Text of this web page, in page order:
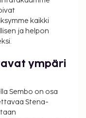
kaikki
ja helpon
ympäri
Sembo on osa
Stena-